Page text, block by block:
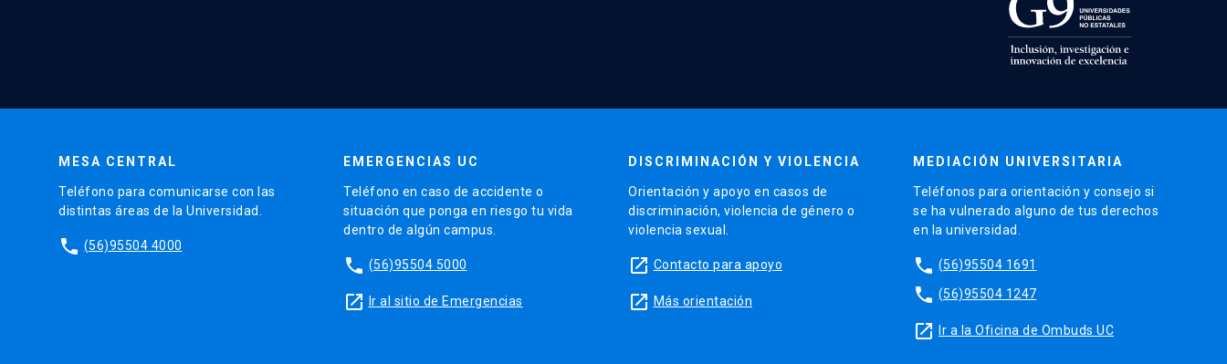
MESA CENTRAL
Teléfono para comunicarse con las
distintas áreas de la Universidad.
phone (56)95504 4000
EMERGENCIAS UC
Teléfono en caso de accidente o
situación que ponga en riesgo tu vida
dentro de algún campus.
phone (56)95504 5000
launch Ir al sitio de Emergencias
DISCRIMINACIÓN Y VIOLENCIA
Orientación y apoyo en casos de
discriminación, violencia de género o
violencia sexual.
launch Contacto para apoyo
launch Más orientación
MEDIACIÓN UNIVERSITARIA
Teléfonos para orientación y consejo si
se ha vulnerado alguno de tus derechos
en la universidad.
phone (56)95504 1691
phone (56)95504 1247
launch Ir a la Oficina de Ombuds UC